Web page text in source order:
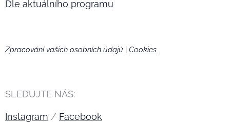
Dle aktuálního programu
Zpracování vašich osobních údajů Cookies
SLEDUJTE NÁS:
Instagram / Facebook